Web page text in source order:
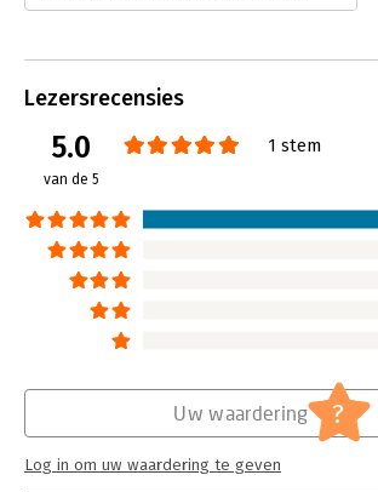
organisaties uitdaagt om radicaal
te kijken. Volgens haar biedt het
boek een inspirerende visie waarin
vakmensen centraal staan en
ondersteunende afdelingen hun rol
opnieuw definiëren, met volop
aanknopingspunten voor betere
prestaties.
Lees verder
Lezersrecensies
5.0
van de 5
1 stem
Uw waardering ?
Log in om uw waardering te geven